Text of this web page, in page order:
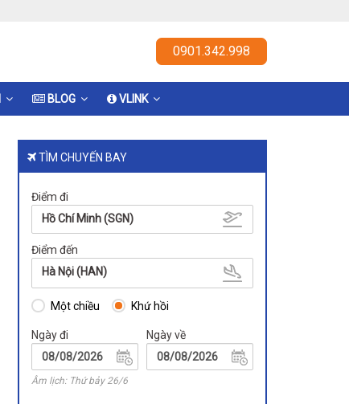
0901.342.998
BLOG VLINK
TÌM CHUYẾN BAY
Điểm đi
Hồ Chí Minh (SGN)
Điểm đến
Hà Nội (HAN)
Một chiều Khứ hồi
Ngày đi
Âm lịch: Thứ bảy 26/6
Ngày về